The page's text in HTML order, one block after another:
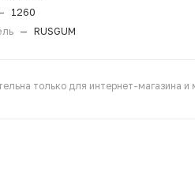
1260
— RUSGUM
только для интернет-магазина